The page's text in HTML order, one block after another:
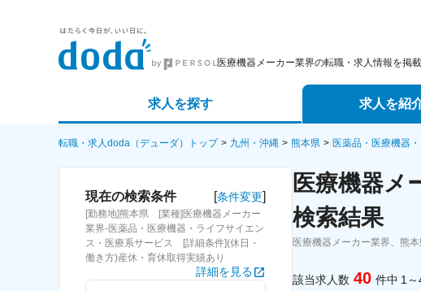
医療機器メーカー業界の転職・求人情報を掲
求人を探す
詳細条件から探す
求人特集から探す
求人を紹
エージェントサー
スカウトサービス
パートナーエージェ
転職・求人doda（デューダ）トップ 九州・沖縄 熊本県 医薬品・医療機器
現在の検索条件 [条件変更]
[勤務地]熊本県 [業種]医療機器メーカー
業界-医薬品・医療機器・ライフサイエン
ス・医療系サービス [詳細条件](休日・
働き方)産休・育休取得実績あり
詳細を見る
医療機器メ
検索結果
医療機器メーカー業界、熊
該当求人数 40 件中 1